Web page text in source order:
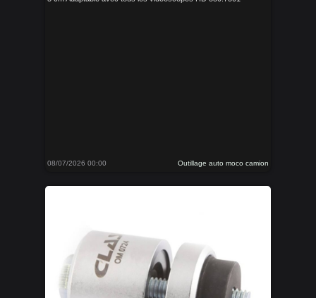
08/07/2026 00:00 Outillage auto moco camion